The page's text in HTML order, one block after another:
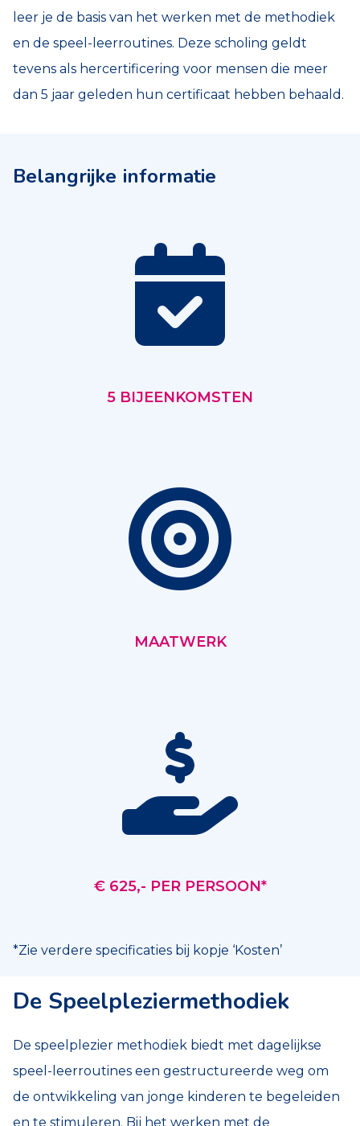
leer je de basis van het werken met de methodiek
en de speel-leerroutines. Deze scholing geldt
tevens als hercertificering voor mensen die meer
dan 5 jaar geleden hun certificaat hebben behaald.
Belangrijke informatie
5 BIJEENKOMSTEN
MAATWERK
€ 625,- PER PERSOON*
*Zie verdere specificaties bij kopje ‘Kosten’
De Speelpleziermethodiek
De speelplezier methodiek biedt met dagelijkse
speel-leerroutines een gestructureerde weg om
de ontwikkeling van jonge kinderen te begeleiden
en te stimuleren. Bij het werken met de